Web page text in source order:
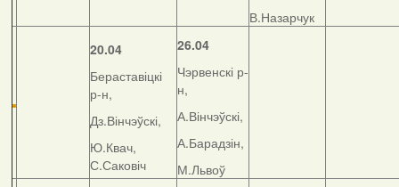
В.Назарчук
20.04
Бераставіцкі
р-н,
Дз.Вінчэўскі,
Ю.Квач,
С.Саковіч
26.04
Чэрвенскі р-
н,
А.Вінчэўскі,
А.Барадзін,
М.Львоў